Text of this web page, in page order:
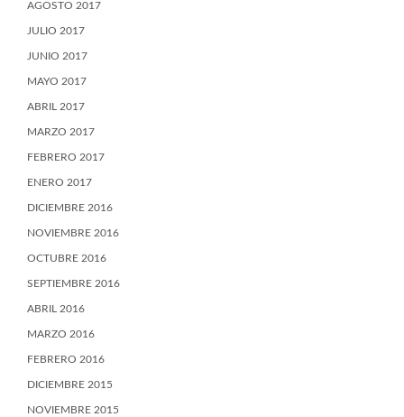
AGOSTO 2017
JULIO 2017
JUNIO 2017
MAYO 2017
ABRIL 2017
MARZO 2017
FEBRERO 2017
ENERO 2017
DICIEMBRE 2016
NOVIEMBRE 2016
OCTUBRE 2016
SEPTIEMBRE 2016
ABRIL 2016
MARZO 2016
FEBRERO 2016
DICIEMBRE 2015
NOVIEMBRE 2015